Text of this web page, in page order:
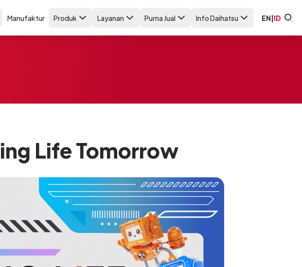
Manufaktur Produk Layanan Purna Jual Info Daihatsu EN|ID
Life Tomorrow